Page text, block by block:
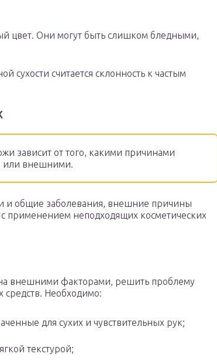
цвет. Они могут быть слишком бледными,
считается склонность к частым
зависит от того, какими причинами
или внешними.
и общие заболевания, внешние причины
применением неподходящих косметических
внешними факторами, решить проблему
Необходимо:
для сухих и чувствительных рук;
текстурой;